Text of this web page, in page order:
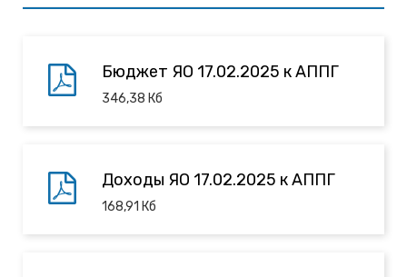
Бюджет ЯО 17.02.2025 к АППГ
346,38 Кб
Доходы ЯО 17.02.2025 к АППГ
168,91 Кб